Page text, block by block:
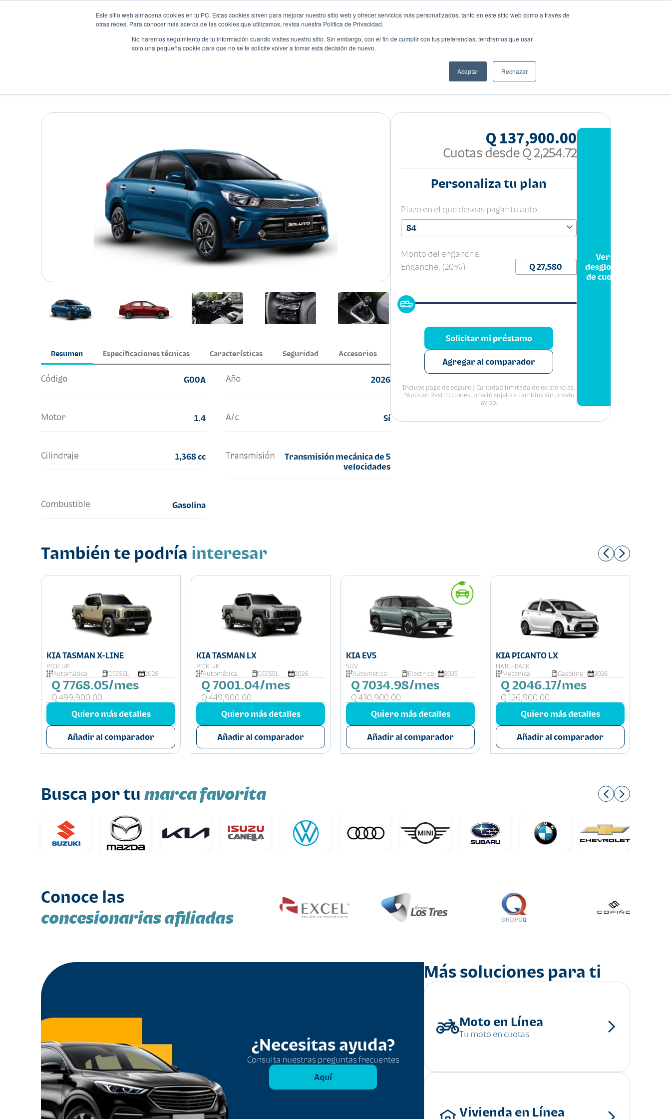
Este sitio web almacena cookies en tu PC. Estas cookies sirven para mejorar nuestro sitio web y ofrecer servicios más personalizados, tanto en este sitio web como a través de
otras redes. Para conocer más acerca de las cookies que utilizamos, revisa nuestra Política de Privacidad.
No haremos seguimiento de tu información cuando visites nuestro sitio. Sin embargo, con el fin de cumplir con tus preferencias, tendremos que usar
solo una pequeña cookie para que no se te solicite volver a tomar esta decisión de nuevo.
Aceptar Rechazar
Compartir:
Resumen Especificaciones técnicas Características Seguridad Accesorios
Código G00A Año 2026
Motor 1.4 A/c Sí
Cilindraje 1,368 cc Transmisión
Transmisión mecánica de 5
velocidades
Combustible Gasolina
Q 137,900.00
Cuotas desde Q 2,254.72
Personaliza tu plan
Plazo en el que deseas pagar tu auto.
84
Monto del enganche:
Enganche: (20%)
Solicitar mi préstamo
Agregar al comparador
Incluye pago de seguro | Cantidad limitada de existencias.
*Aplican Restricciones, precio sujeto a cambios sin previo
aviso.
Ver
desglose
de cuota
También te podría interesar
KIA TASMAN X-LINE
PICK UP
Automática
DIESEL 2026
Q 7768.05/mes
Q 499,900.00
Quiero más detalles
Añadir al comparador
KIA TASMAN LX
PICK UP
Automática
DIESEL 2026
Q 7001.04/mes
Q 449,900.00
Quiero más detalles
Añadir al comparador
KIA EV5
SUV
Automática
Electrico 2025
Q 7034.98/mes
Q 430,900.00
Quiero más detalles
Añadir al comparador
KIA PICANTO LX
HATCHBACK
Mecanica
Gasolina 2026
Q 2046.17/mes
Q 126,900.00
Quiero más detalles
Añadir al comparador
Busca por tu marca favorita
Conoce las
concesionarias afiliadas
¿Necesitas ayuda?
Consulta nuestras preguntas frecuentes
Aquí
Más soluciones para ti
Moto en Línea
Tu moto en cuotas
Vivienda en Línea